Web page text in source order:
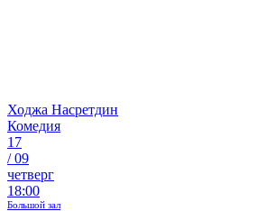
Ходжа Насретдин
Комедия
17
/09
четверг
18:00
Большой зал